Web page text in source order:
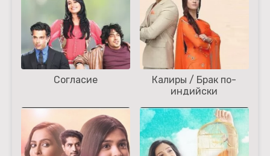
Согласие
Калиры / Брак по-
индийски